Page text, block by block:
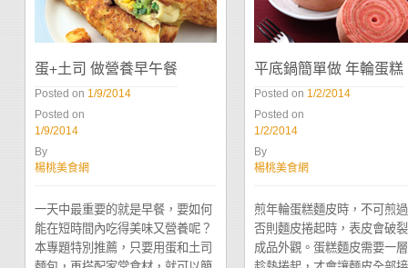
蛋+土司 做營養早午餐
Posted on 1/9/2014
Posted on
1/9/2014
By
楊桃美食網
一天中最重要的就是早餐，要如何
能在短時間內吃得美味又營養呢？
本專題特別推薦，只要用蛋和土司
平底鍋簡單做 年輪蛋糕
Posted on 1/2/2014
Posted on
1/2/2014
By
楊桃美食網
煎年輪蛋糕麵皮時，不可煎
否則麵皮捲起時，表皮會破
成品外觀。蛋糕麵皮需要一